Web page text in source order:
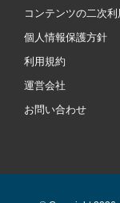
コンテンツの二次
個人情報保護方針
利用規約
運営会社
お問い合わせ